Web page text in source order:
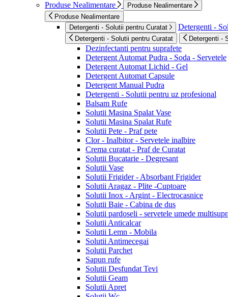
Produse Nealimentare
Produse Nealimentare
Produse Nealimentare
Detergenti - Solutii pentru Curatat
Detergenti -
Detergenti - Solutii pentru Curatat Detergenti -
Dezinfectanti pentru suprafete
Detergent Automat Pudra - Soda - Servetele
Detergent Automat Lichid - Gel
Detergent Automat Capsule
Detergent Manual Pudra
Detergenti - Solutii pentru uz profesional
Balsam Rufe
Solutii Masina Spalat Vase
Solutii Masina Spalat Rufe
Solutii Pete - Praf pete
Clor - Inalbitor - Servetele inalbire
Crema curatat - Praf de Curatat
Solutii Bucatarie - Degresant
Solutii Vase
Solutii Frigider - Absorbant Frigider
Solutii Aragaz - Plite -Cuptoare
Solutii Inox - Argint - Electrocasnice
Solutii Baie - Cabina de dus
Solutii pardoseli - servetele umede
Solutii Anticalcar
Solutii Lemn - Mobila
Solutii Antimecegai
Solutii Parchet
Sapun rufe
Solutii Desfundat Tevi
Solutii Geam
Solutii Apret